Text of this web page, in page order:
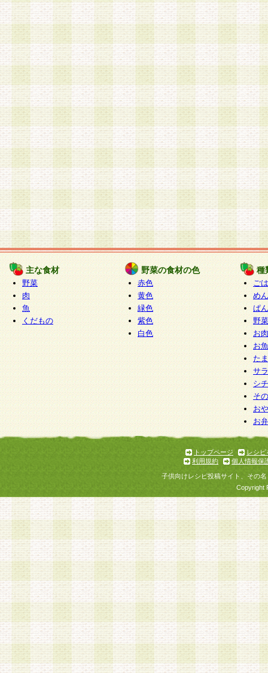
主な食材
野菜
肉
魚
くだもの
野菜の食材の色
赤色
黄色
緑色
紫色
白色
種
ご
めん
ぱん
野
お
お
た
サ
シ
そ
お
お
トップページ
レシピ
利用規約
個人情報保
子供向けレシピ投稿サイト、その
Copyright